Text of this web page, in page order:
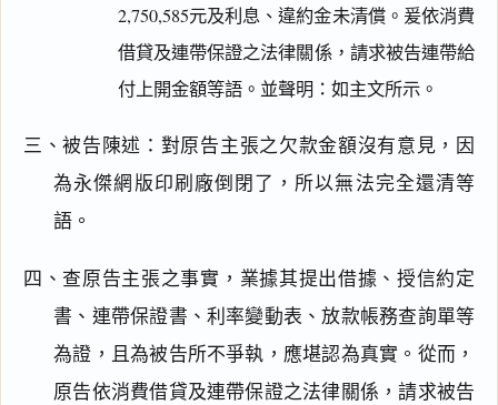
2,750,585元及利息、違約金未清償。爰依消費
借貸及連帶保證之法律關係，請求被告連帶給
付上開金額等語。並聲明：如主文所示。
三、被告陳述：對原告主張之欠款金額沒有意見，因
為永傑網版印刷廠倒閉了，所以無法完全還清等
語。
四、查原告主張之事實，業據其提出借據、授信約定
書、連帶保證書、利率變動表、放款帳務查詢單等
為證，且為被告所不爭執，應堪認為真實。從而，
原告依消費借貸及連帶保證之法律關係，請求被告
閱讀 研究